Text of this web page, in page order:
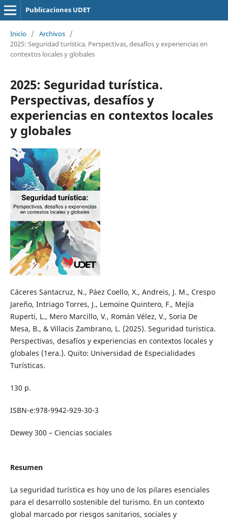
Publicaciones UDET
Inicio / Archivos /
2025: Seguridad turística. Perspectivas, desafíos y experiencias en
contextos locales y globales
2025: Seguridad turística.
Perspectivas, desafíos y
experiencias en contextos locales
y globales
Cáceres Santacruz, N., Páez Coello, X., Andreis, J. M., Crespo
Jareño, Intriago Torres, J., Lemoine Quintero, F., Mejía
Ruperti, L., Mero Marcillo, V., Román Vélez, V., Soria De
Mesa, B., & Villacis Zambrano, L. (2025). Seguridad turística.
Perspectivas, desafíos y experiencias en contextos locales y
globales (1era.). Quito: Universidad de Especialidades
Turísticas.
130 p.
ISBN-e:978-9942-929-30-3
Dewey 300 – Ciencias sociales
Resumen
La seguridad turística es hoy uno de los pilares esenciales
para el desarrollo sostenible del turismo. En un contexto
global marcado por riesgos sanitarios, sociales y